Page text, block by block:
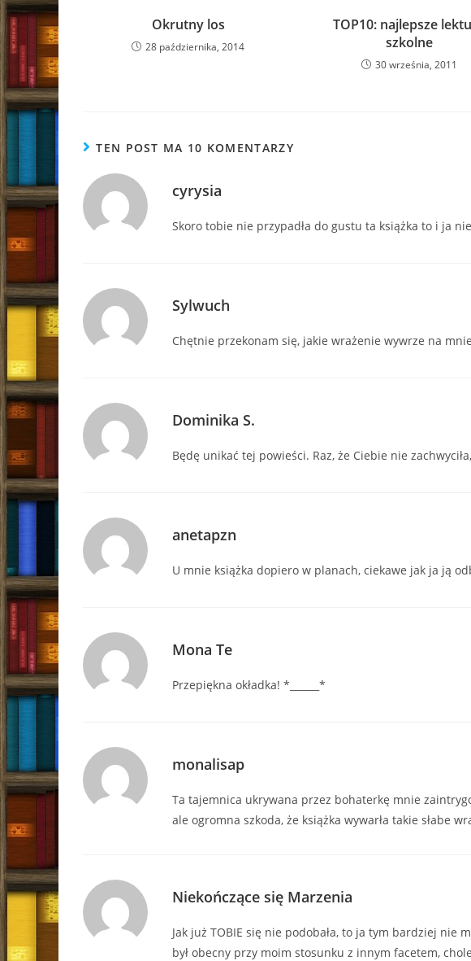
Okrutny los
28 października, 2014
TOP10: najlepsze
szkolne
30 września, 2011
TEN POST MA 10 KOMENTARZY
cyrysia
Skoro tobie nie przypadła do gustu ta książka to i ja
Sylwuch
Chętnie przekonam się, jakie wrażenie wywrze na
Dominika S.
Będę unikać tej powieści. Raz, że Ciebie nie
anetapzn
U mnie książka dopiero w planach, ciekawe jak ja ją
Mona Te
Przepiękna okładka! *______*
monalisap
Ta tajemnica ukrywana przez bohaterkę mnie
ale ogromna szkoda, że książka wywarła takie słabe
Niekończące się Marzenia
Jak już TOBIE się nie podobała, to ja tym bardziej nie
był obecny przy moim stosunku z innym facetem,